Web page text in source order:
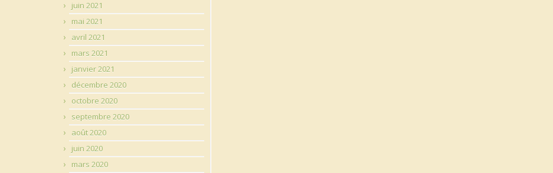
juin 2021
mai 2021
avril 2021
mars 2021
janvier 2021
décembre 2020
octobre 2020
septembre 2020
août 2020
juin 2020
mars 2020